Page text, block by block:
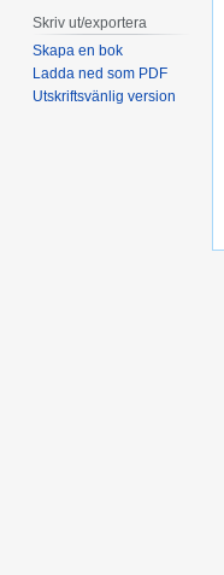
Skriv ut/exportera
Skapa en bok
Ladda ned som PDF
Utskriftsvänlig version